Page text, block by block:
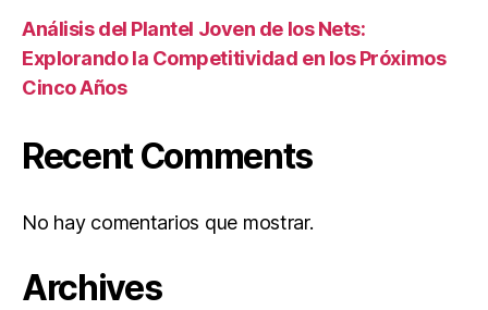
Análisis del Plantel Joven de los Nets:
Explorando la Competitividad en los Próximos
Cinco Años
Recent Comments
No hay comentarios que mostrar.
Archives